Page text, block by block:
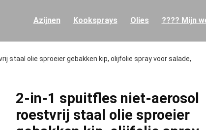
Azijnen Kooksprays Olies ???? Mijn
staal olie sproeier gebakken kip, olijfolie spray voor salade,
2-in-1 spuitfles niet-aerosol
roestvrij staal olie sproeier